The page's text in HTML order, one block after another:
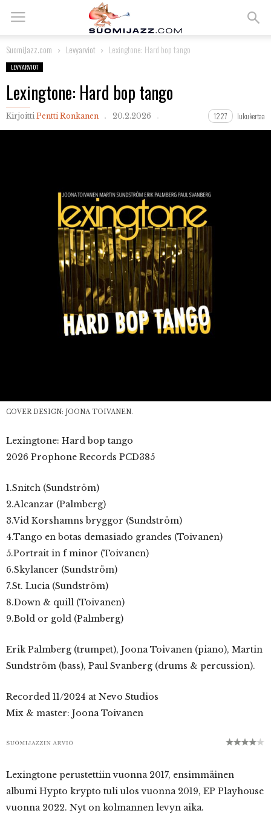
SuomiJazz.com Levyarviot Lexingtone: Hard bop tango
LEVYARVIOT
Lexingtone: Hard bop tango
Kirjoitti Pentti Ronkanen 20.2.2026 1227 lukukertaa
COVER DESIGN: JOONA TOIVANEN.
Lexingtone: Hard bop tango
2026 Prophone Records PCD385
1.Snitch (Sundström)
2.Alcanzar (Palmberg)
3.Vid Korshamns bryggor (Sundström)
4.Tango en botas demasiado grandes (Toivanen)
5.Portrait in f minor (Toivanen)
6.Skylancer (Sundström)
7.St. Lucia (Sundström)
8.Down & quill (Toivanen)
9.Bold or gold (Palmberg)
Erik Palmberg (trumpet), Joona Toivanen (piano), Martin
Sundström (bass), Paul Svanberg (drums & percussion).
Recorded 11/2024 at Nevo Studios
Mix & master: Joona Toivanen
Lexingtone perustettiin vuonna 2017, ensimmäinen
albumi Hypto krypto tuli ulos vuonna 2019, EP Playhouse
vuonna 2022. Nyt on kolmannen levyn aika.